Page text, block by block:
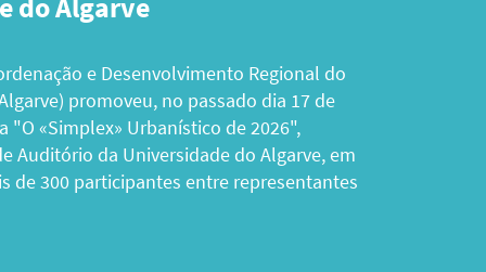
que decorrerá entre 3 e 6 de
foi apresentada oficialmente no passado
conferência de imprensa que reuniu as